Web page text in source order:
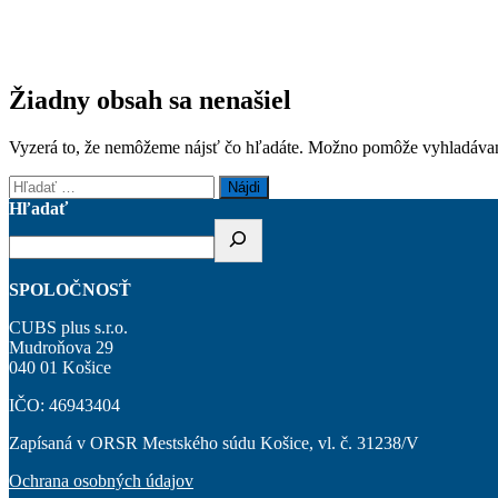
Žiadny obsah sa nenašiel
Vyzerá to, že nemôžeme nájsť čo hľadáte. Možno pomôže
Hľadať:
Hľadať
SPOLOČNOSŤ
CUBS plus s.r.o.
Mudroňova 29
040 01 Košice
IČO: 46943404
Zapísaná v ORSR Mestského súdu Košice, vl. č. 31238/V
Ochrana osobných údajov